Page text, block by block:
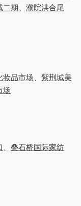
二期、 濮院洪合尾
妆品市场、 紫荆城美
场
、 叠石桥国际家纺